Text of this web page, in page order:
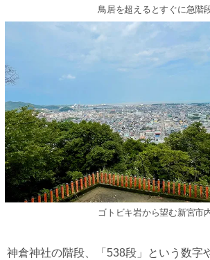
鳥居を超えるとすぐに急階
ゴトビキ岩から望む新宮市
神倉神社の階段、「538段」という数字